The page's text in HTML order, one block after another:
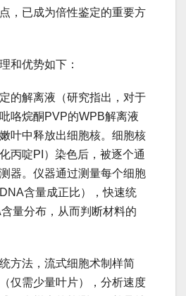
，已成为倍性鉴定的重要方
和优势如下：
的解离液（研究指出，对于
咯烷酮PVP的WPB解离液
叶中释放出细胞核。细胞核
丙啶PI）染色后，被逐个通
器。仪器通过测量每个细胞
含量成正比），快速统
量分布，从而判断材料的
方法，流式细胞术制样简
仅需少量叶片），分析速度